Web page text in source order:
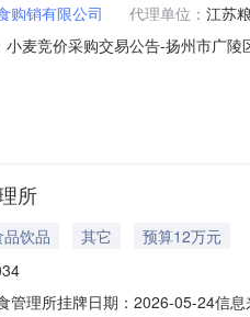
购销有限公司 代理单位： 江苏
麦竞价采购交易公告-扬州市广
。会员点击“交易”，再点击“地**
所
品饮品 其它
预算12万元
管理所挂牌日期：2026-05-24信